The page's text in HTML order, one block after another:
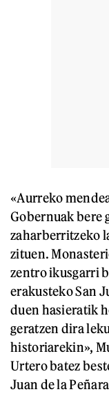
«Aurreko
Gobernuak bere
zaharberritzeko
zituen.
zentro ikusgarri
erakusteko San
duen hasieratik
geratzen dira
historiarekin»,
Urtero batez
Juan de la